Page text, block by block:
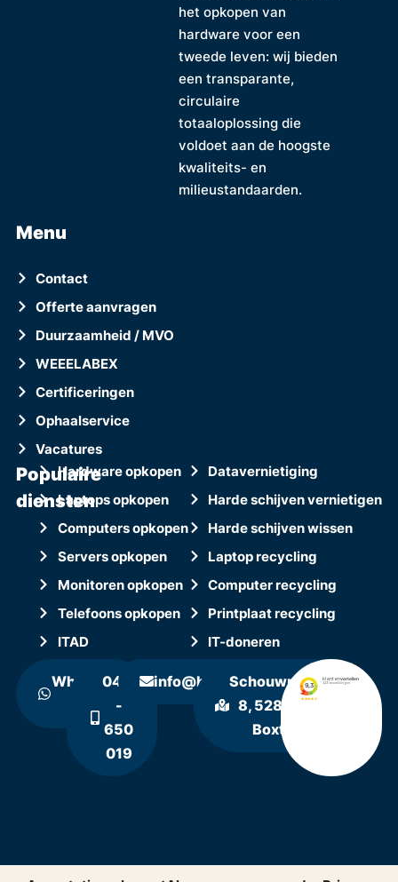
het opkopen van
hardware voor een
tweede leven: wij bieden
een transparante,
circulaire
totaaloplossing die
voldoet aan de hoogste
kwaliteits- en
milieustandaarden.
Menu
Contact
Offerte aanvragen
Duurzaamheid / MVO
WEEELABEX
Certificeringen
Ophaalservice
Vacatures
Populaire
diensten
Hardware opkopen
Laptops opkopen
Computers opkopen
Servers opkopen
Monitoren opkopen
Telefoons opkopen
ITAD
Datavernietiging
Harde schijven vernietigen
Harde schijven wissen
Laptop recycling
Computer recycling
Printplaat recycling
IT-doneren
WhatsApp
0411
-
650
019
info@hollandrecycling.nl
Schouwrooij
8, 5281 RE
Boxtel